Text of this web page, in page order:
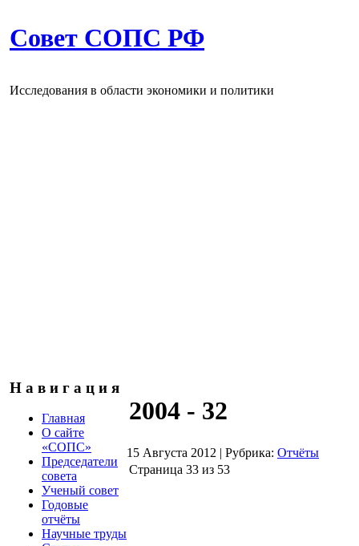
Совет СОПС РФ
Исследования в области экономики и политики
Н а в и г а ц и я
Главная
О сайте
«СОПС»
Председатели
совета
Ученый совет
Годовые
отчёты
Научные труды
2004 - 32
15 Августа 2012 | Рубрика: Отчёты
Страница 33 из 53